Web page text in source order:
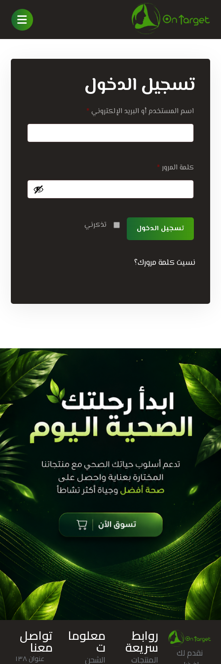
تسجيل الدخول
اسم المستخدم أو البريد الإلكتروني*
كلمة المرور*
تذكرني تسجيل الدخول
نسيت كلمة مرورك؟
نقدم لك
روابط
سريعة
المنتجات
معلوما
ت
الشحن
تواصل
معنا عنوان ١٣٨